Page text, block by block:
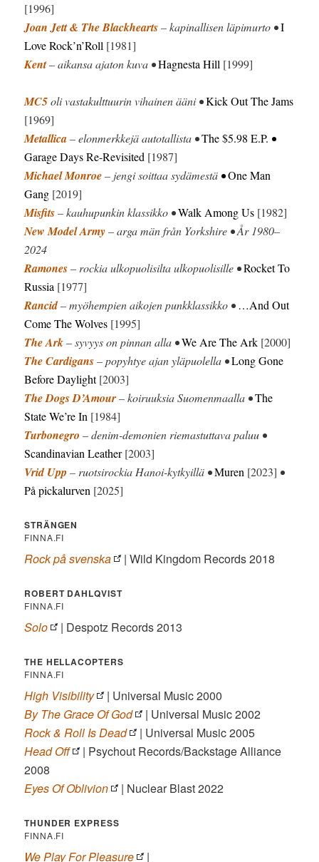
[1996]
Joan Jett & The Blackhearts– kapinallisen läpimurto •I
Love Rock’n’Roll [1981]
Kent– aikansa ajaton kuva •Hagnesta Hill [1999]
MC5oli vastakulttuurin vihainen ääni •Kick Out The Jams
[1969]
Metallica– elonmerkkejä autotallista •The $5.98 E.P. •
Garage Days Re-Revisited [1987]
Michael Monroe– jengi soittaa sydämestä •One Man
Gang [2019]
Misfits– kauhupunkin klassikko •Walk Among Us [1982]
New Model Army– arga män från Yorkshire • År 1980–
2024
Ramones– rockia ulkopuolisilta ulkopuolisille •Rocket To
Russia [1977]
Rancid– myöhempien aikojen punkklassikko • …And Out
Come The Wolves [1995]
The Ark– syvyys on pinnan alla •We Are The Ark [2000]
The Cardigans– popyhtye ajan yläpuolella •Long Gone
Before Daylight[2003]
The Dogs D’Amour– koiruuksia Suomenmaalla •The
State We’re In [1984]
Turbonegro – denim-demonien riemastuttava paluu •
Scandinavian Leather[2003]
Vrid Upp – ruotsirockia Hanoi-kytkyillä •Muren [2023] •
På pickalurven [2025]
STRÄNGEN
FINNA.FI
Rock på svenska | Wild Kingdom Records 2018
ROBERT DAHLQVIST
FINNA.FI
Solo | Despotz Records 2013
THE HELLACOPTERS
FINNA.FI
High Visibility
| Universal Music 2000
By The Grace Of God
| Universal Music 2002
Rock & Roll Is Dead
| Universal Music 2005
Head Off
| Psychout Records/Backstage Alliance
2008
Eyes Of Oblivion
| Nuclear Blast 2022
THUNDER EXPRESS
FINNA.FI
We Play For Pleasure
|